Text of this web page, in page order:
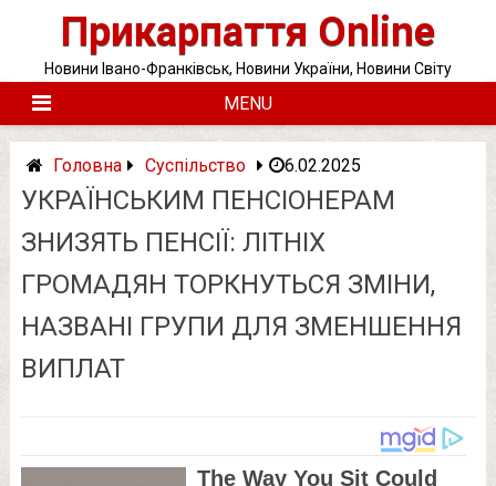
Прикарпаття Online
Новини Івано-Франківськ, Новини України, Новини Світу
MENU
Головна Суспільство 6.02.2025
УКРАЇНСЬКИМ ПЕНСІОНЕРАМ
ЗНИЗЯТЬ ПЕНСІЇ: ЛІТНІХ
ГРОМАДЯН ТОРКНУТЬСЯ ЗМІНИ,
НАЗВАНІ ГРУПИ ДЛЯ ЗМЕНШЕННЯ
ВИПЛАТ